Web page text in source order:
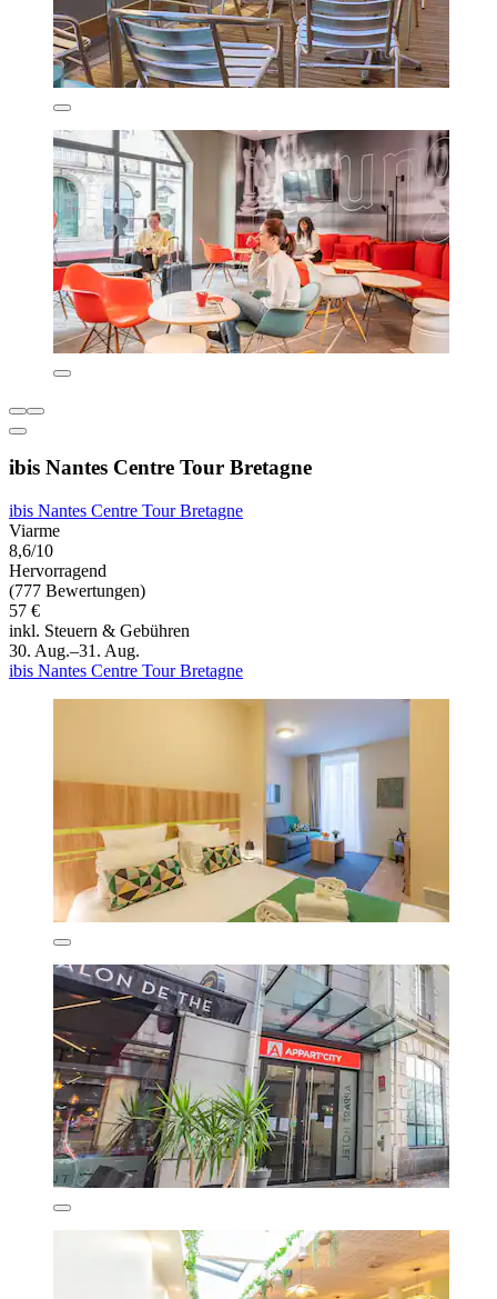
ibis Nantes Centre Tour Bretagne
ibis Nantes Centre Tour Bretagne
Viarme
8,6/10
Hervorragend
(777 Bewertungen)
57 €
inkl. Steuern & Gebühren
30. Aug.–31. Aug.
ibis Nantes Centre Tour Bretagne